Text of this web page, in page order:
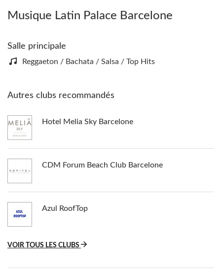
Musique Latin Palace Barcelone
Salle principale
Reggaeton / Bachata / Salsa / Top Hits
Autres clubs recommandés
Hotel Melia Sky Barcelone
CDM Forum Beach Club Barcelone
Azul RoofTop
VOIR TOUS LES CLUBS